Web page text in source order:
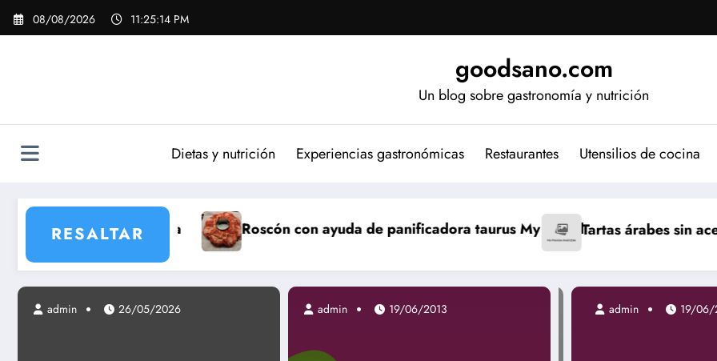
Saltar
08/08/2026 11:25:16 PM
goodsano.com
Un blog sobre gastronomía y nutrición
Dietas y nutrición Experiencias gastronómicas Restaurantes Utensilios de cocina
RESALTAR
Roscón con ayuda de panificadora taurus My BreadTartas árabes sin aceite Bizcocho
admin 26/05/2026 admin 19/06/2013
admin 19/06/2013 admin 19/06/2013